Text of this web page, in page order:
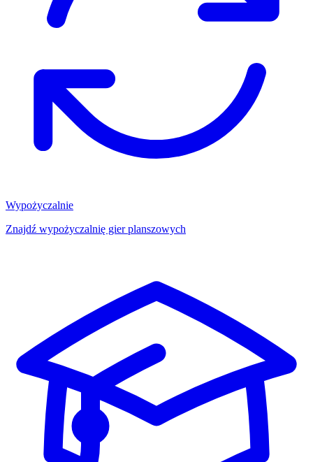
Wypożyczalnie
Znajdź wypożyczalnię gier planszowych